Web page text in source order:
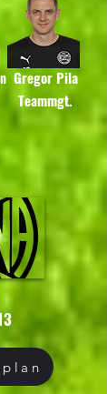
Gregor Pila
Teammgt.